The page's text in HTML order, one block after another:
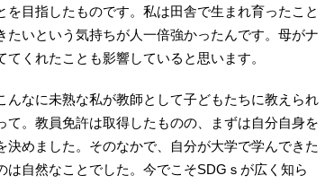
目指したものです。私は田舎で生まれ育ったこと
たいという気持ちが人一倍強かったんです。母がナ
くれたことも影響していると思います。
んなに未熟な私が教師として子どもたちに教えられ
て。教員免許は取得したものの、まずは自分自身を
めました。そのなかで、自分が大学で学んできた
自然なことでした。今でこそS‌D‌Gｓが広く知ら